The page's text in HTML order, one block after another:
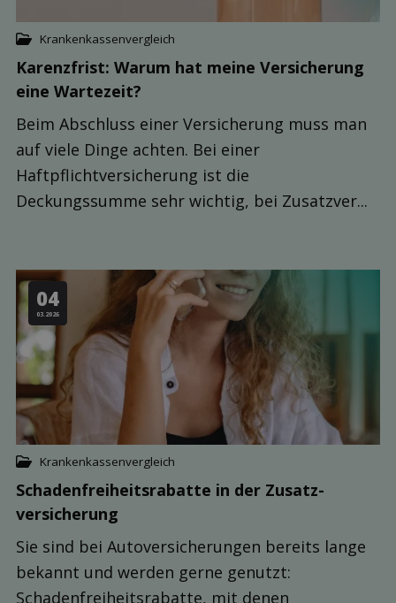
Krankenkassenvergleich
Karenzfrist: Warum hat meine Ver­sicherung
eine Warte­zeit?
Beim Abschluss einer Versicherung muss man
auf viele Dinge achten. Bei einer
Haftpflichtversicherung ist die
Deckungssumme sehr wichtig, bei Zusatzver...
04
03.2026
Krankenkassenvergleich
Schaden­freiheits­rabatte in der Zusatz­
versicherung
Sie sind bei Autoversicherungen bereits lange
bekannt und werden gerne genutzt:
Schadenfreiheitsrabatte, mit denen